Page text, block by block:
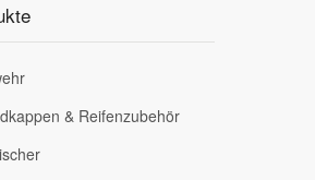
& Reifenzubehör